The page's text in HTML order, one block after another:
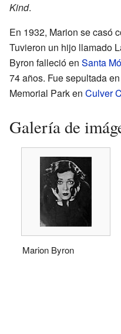
Kind.
En 1932, Marion se casó
Tuvieron un hijo llamado
Byron falleció en Santa
74 años. Fue sepultada
Memorial Park en Culver
Galería de
Marion Byron